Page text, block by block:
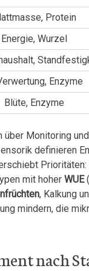
Protein
Energie, Wurzel
Enzyme
Blüte, Enzyme
Monitoring
definieren
mit hoher WUE
, Kalkung
mindern, die
nach